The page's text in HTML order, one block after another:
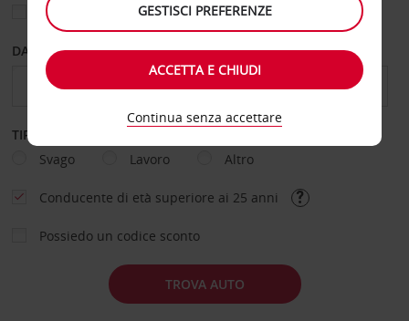
Scegli una località di riconsegna diversa
DAL GIORNO AL GIORNO
TIPOLOGIA DI NOLEGGIO
Svago
Lavoro Altro
Conducente di età superiore ai 25 anni
Possiedo un codice sconto
TROVA AUTO
GESTISCI PREFERENZE
ACCETTA E CHIUDI
Continua senza accettare